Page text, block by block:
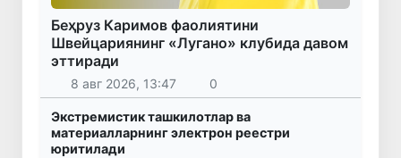
Беҳруз Каримов фаолиятини
Швейцариянинг «Лугано» клубида давом
эттиради
8 авг 2026, 13:47 0
Экстремистик ташкилотлар ва
материалларнинг электрон реестри
юритилади